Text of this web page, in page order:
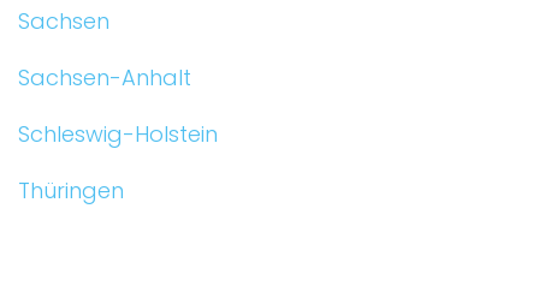
Sachsen
Sachsen-Anhalt
Schleswig-Holstein
Thüringen